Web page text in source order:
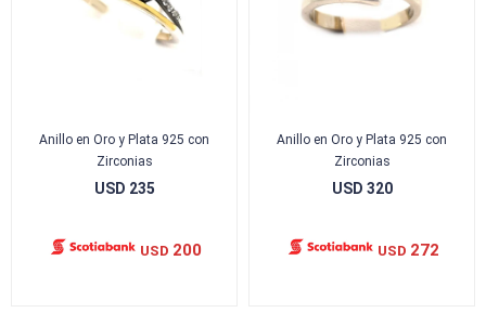
Anillo en Oro y Plata 925 con
Zirconias
USD 235
USD 200
Anillo en Oro y Plata 925 con
Zirconias
USD 320
USD 272